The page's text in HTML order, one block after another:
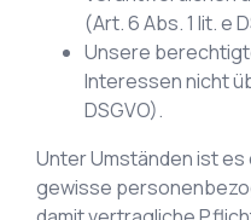
(Art. 6 Abs. 1 lit. e
Unsere
Interessen nicht
DSGVO).
Unter Umständen ist
gewisse